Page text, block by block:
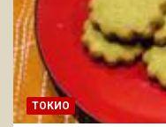
ТОКИО